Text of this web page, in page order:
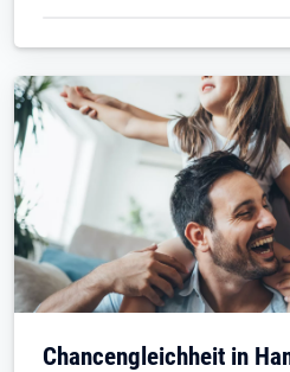
Chancengleichheit in